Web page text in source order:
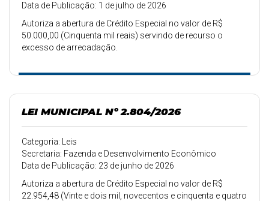
Data de Publicação: 1 de julho de 2026
Autoriza a abertura de Crédito Especial no valor de R$
50.000,00 (Cinquenta mil reais) servindo de recurso o
excesso de arrecadação.
LEI MUNICIPAL Nº 2.804/2026
Categoria: Leis
Secretaria: Fazenda e Desenvolvimento Econômico
Data de Publicação: 23 de junho de 2026
Autoriza a abertura de Crédito Especial no valor de R$
22.954,48 (Vinte e dois mil, novecentos e cinquenta e quatro